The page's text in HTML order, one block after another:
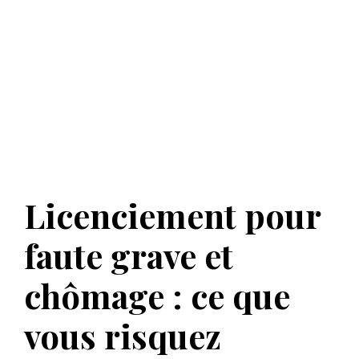
Licenciement pour
faute grave et
chômage : ce que
vous risquez